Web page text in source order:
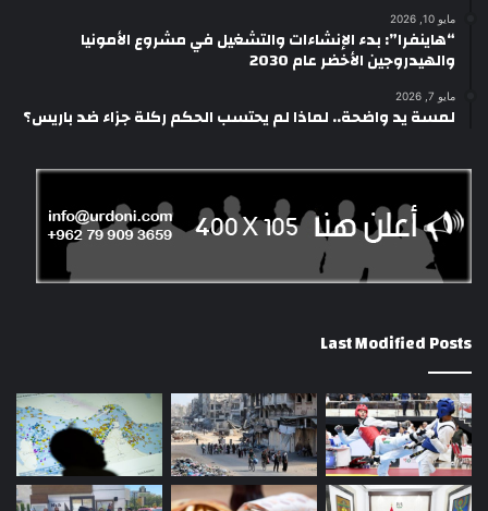
مايو 10, 2026
“هاينفرا”: بدء الإنشاءات والتشغيل في مشروع الأمونيا
والهيدروجين الأخضر عام 2030
مايو 7, 2026
لمسة يد واضحة.. لماذا لم يحتسب الحكم ركلة جزاء ضد باريس؟
Last Modified Posts